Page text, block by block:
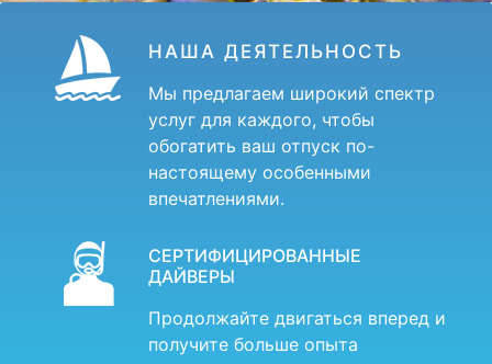
НАША ДЕЯТЕЛЬНОСТЬ
Мы предлагаем широкий спектр
услуг для каждого, чтобы
обогатить ваш отпуск по-
настоящему особенными
впечатлениями.
СЕРТИФИЦИРОВАННЫЕ
ДАЙВЕРЫ
Продолжайте двигаться вперед и
получите больше опыта